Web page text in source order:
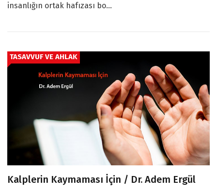
insanlığın ortak hafızası bo...
TASAVVUF VE AHLAK
Kalplerin Kaymaması İçin / Dr. Adem Ergül